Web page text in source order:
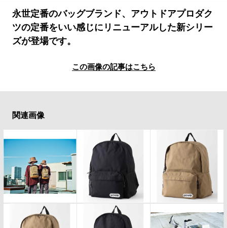
永世定番のバッグブランド、アウトドアプロダク
ツの定番をいい感じにリニューアルした新シリー
ズが登場です。
この画像の記事はこちら
関連画像